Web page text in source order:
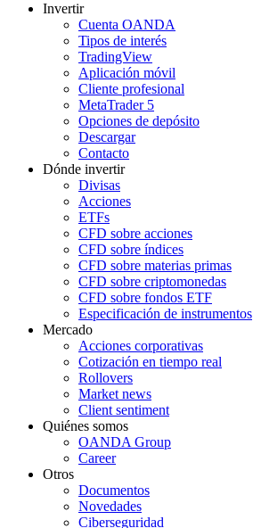
Invertir
Cuenta OANDA
Tipos de interés
TradingView
Aplicación móvil
Cliente profesional
MetaTrader 5
Opciones de depósito
Descargar
Contacto
Dónde invertir
Divisas
Acciones
ETFs
CFD sobre acciones
CFD sobre índices
CFD sobre materias primas
CFD sobre criptomonedas
CFD sobre fondos ETF
Especificación de instrumentos
Mercado
Acciones corporativas
Cotización en tiempo real
Rollovers
Market news
Client sentiment
Quiénes somos
OANDA Group
Career
Otros
Documentos
Novedades
Ciberseguridad